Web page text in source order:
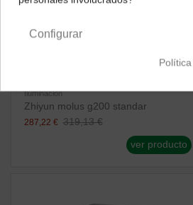
Iluminación
Zhiyun molus g200 standar
287,22 € 319,13 €
ver producto
Configurar